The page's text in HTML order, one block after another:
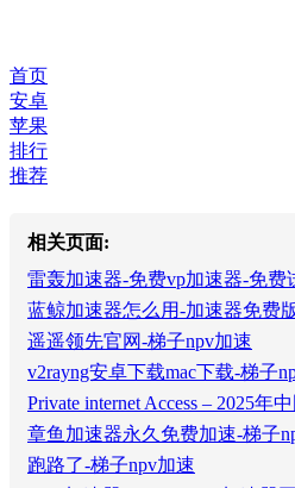
首页
安卓
苹果
排行
推荐
相关页面:
雷轰加速器-免费vp加速器-免费
蓝鲸加速器怎么用-加速器免费
遥遥领先官网-梯子npv加速
v2rayng安卓下载mac下载-梯子
Private internet Access – 2025
章鱼加速器永久免费加速-梯子
跑路了-梯子npv加速